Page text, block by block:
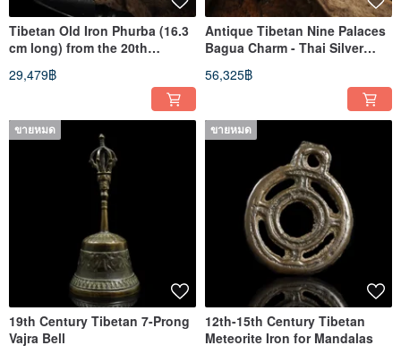
Tibetan Old Iron Phurba (16.3
cm long) from the 20th
29,479฿
Antique Tibetan Nine Palaces
Bagua Charm - Thai Silver
56,325฿
ขายหมด
19th Century Tibetan 7-Prong
Vajra Bell
ขายหมด
12th-15th Century Tibetan
Meteorite Iron for Mandalas